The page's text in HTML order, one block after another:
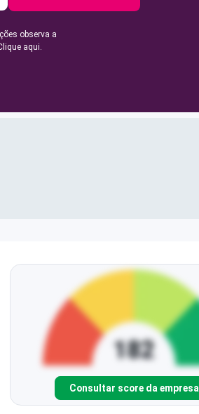
observa a
aqui.
Consultar score da empresa